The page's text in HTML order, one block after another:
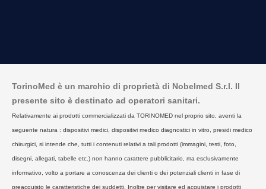
TorinoMed è un marchio di proprietà di Nobelmed S.r.l. Il
presente sito è destinato ad operatori sanitari.
Relativamente ai prodotti commercializzati da TORINOMED nel proprio sito, aventi la
seguente natura : dispositivi medici, dispositivi medico diagnostici in vitro, presidi medico
chirurgici, si intende che, tutti i contenuti relativi a tali prodotti (immagini, testi, foto,
disegni, allegati, tabelle etc.) non hanno carattere pubblicitario, ma esclusivamente
informativo, volto a portare a conoscenza dei clienti o dei potenziali clienti in fase di
preacquisto le caratteristiche dei suddetti. Inoltre per visitare ed acquistare i prodotti